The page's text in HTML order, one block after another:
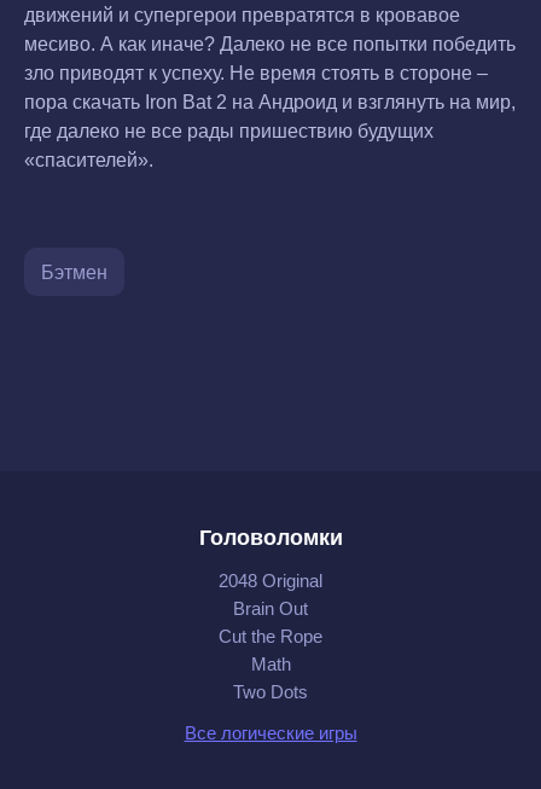
движений и супергерои превратятся в кровавое
месиво. А как иначе? Далеко не все попытки победить
зло приводят к успеху. Не время стоять в стороне –
пора скачать Iron Bat 2 на Андроид и взглянуть на мир,
где далеко не все рады пришествию будущих
«спасителей».
Бэтмен
Головоломки
2048 Original
Brain Out
Cut the Rope
Math
Two Dots
Все логические игры